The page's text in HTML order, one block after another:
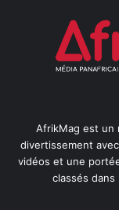
AfrikMag est un
divertissement
vidéos et une
classés dans